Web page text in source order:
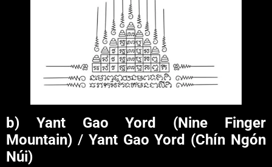
b) Yant Gao Yord (Nine Finger
Mountain) / Yant Gao Yord (Chín Ngón
Núi)